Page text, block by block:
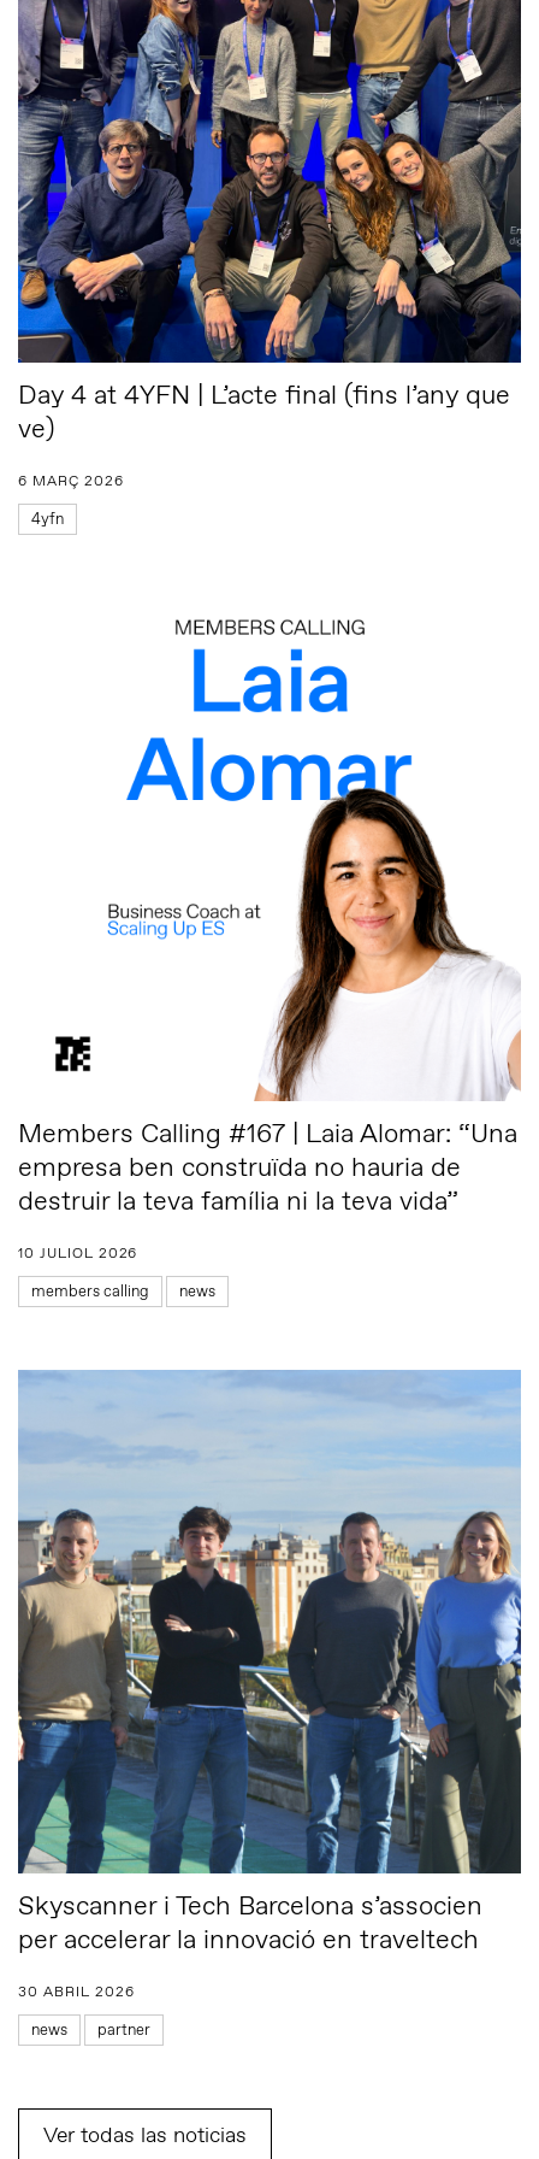
Day 4 at 4YFN | L’acte final (fins l’any que
ve)
6 MARÇ 2026
4yfn
Members Calling #167 | Laia Alomar: “Una
empresa ben construïda no hauria de
destruir la teva família ni la teva vida”
10 JULIOL 2026
members calling news
Skyscanner i Tech Barcelona s’associen
per accelerar la innovació en traveltech
30 ABRIL 2026
news partner
Ver todas las noticias